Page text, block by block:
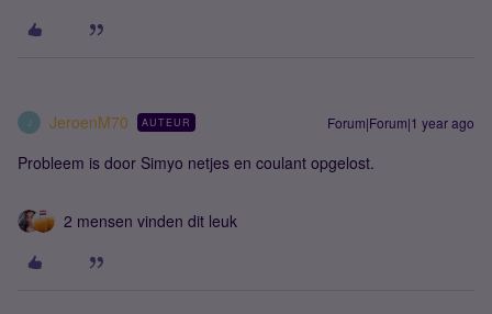
J JeroenM70 AUTEUR Forum|Forum|1 year ago
Probleem is door Simyo netjes en coulant opgelost.
2 mensen vinden dit leuk